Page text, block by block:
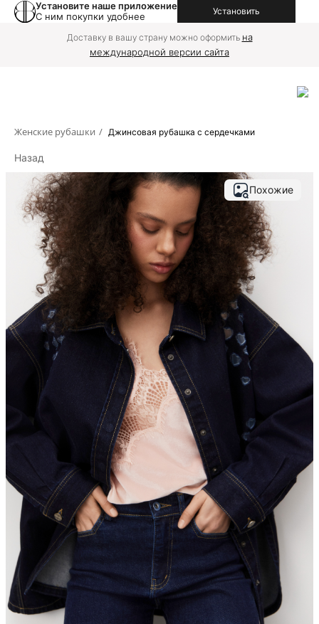
Установите наше приложение
С ним покупки удобнее
Установить
Доставку в вашу страну можно оформить на
международной версии сайта
Женские рубашки / Джинсовая рубашка с сердечками
Назад
Похожие